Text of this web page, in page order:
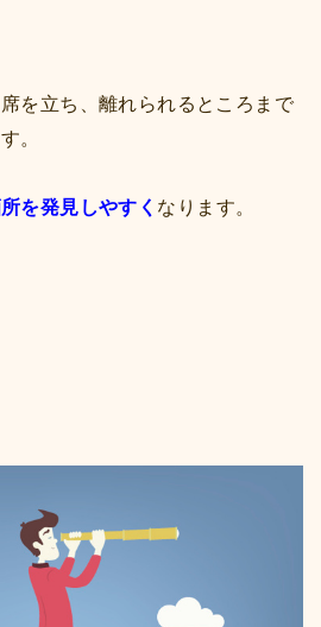
を立ち、離れられるところまで
。
を発見しやすく なります。